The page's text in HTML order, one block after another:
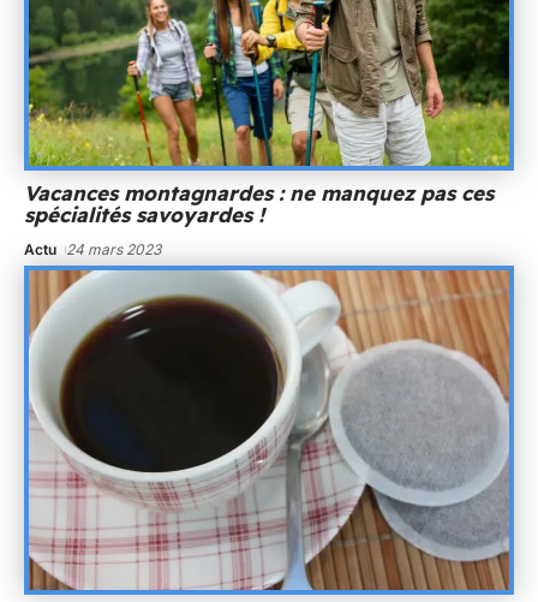
Vacances montagnardes : ne manquez pas ces
spécialités savoyardes !
Actu 24 mars 2023